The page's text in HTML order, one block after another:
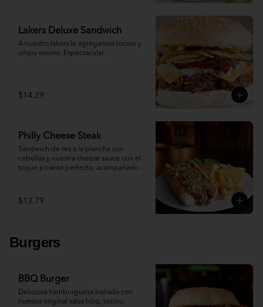
Lakers Deluxe Sandwich
A nuestro lakers le agregamos tocino y
crispy onions. Espectacular.
$14.29
Philly Cheese Steak
Sándwich de res a la plancha con
cebollas y nuestra cheese sauce con el
toque picante perfecto, acompañado
$13.79
Burgers
BBQ Burger
Deliciosa hamburguesa bañada con
nuestra original salsa bbq, tocino,